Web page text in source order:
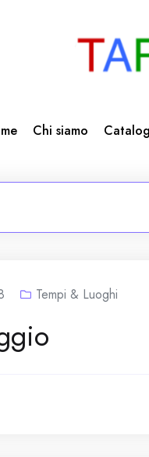
Chi siamo
Tempi & Luoghi